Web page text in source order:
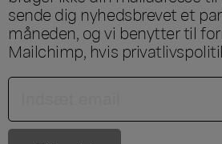
sende dig nyhedsbrevet et
måneden, og vi benytter til
Mailchimp, hvis